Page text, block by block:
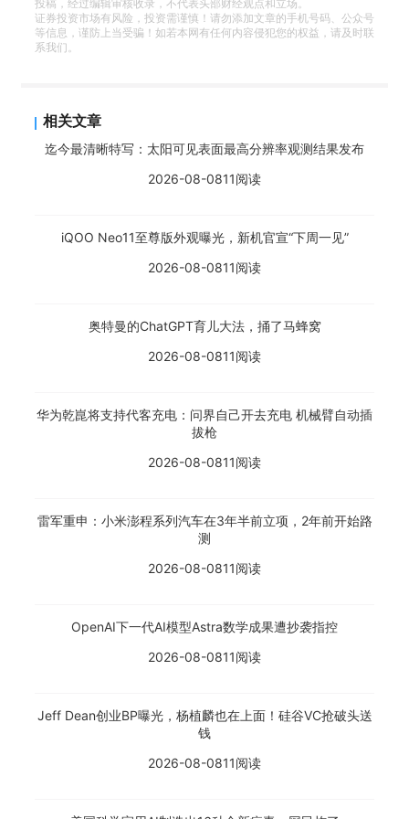
投稿，经过编辑审核收录，不代表头部财经观点和立场。
证券投资市场有风险，投资需谨慎！请勿添加文章的手机号码、公众号
等信息，谨防上当受骗！如若本网有任何内容侵犯您的权益，请及时联
系我们。
相关文章
迄今最清晰特写：太阳可见表面最高分辨率观测结果发布
2026-08-0811阅读
iQOO Neo11至尊版外观曝光，新机官宣“下周一见”
2026-08-0811阅读
奥特曼的ChatGPT育儿大法，捅了马蜂窝
2026-08-0811阅读
华为乾崑将支持代客充电：问界自己开去充电 机械臂自动插
拔枪
2026-08-0811阅读
雷军重申：小米澎程系列汽车在3年半前立项，2年前开始路
测
2026-08-0811阅读
OpenAI下一代AI模型Astra数学成果遭抄袭指控
2026-08-0811阅读
Jeff Dean创业BP曝光，杨植麟也在上面！硅谷VC抢破头送
钱
2026-08-0811阅读